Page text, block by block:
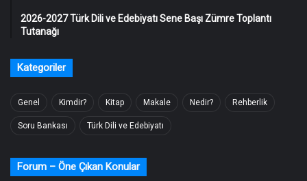
2026-2027 Türk Dili ve Edebiyatı Sene Başı Zümre Toplantı
Tutanağı
Kategoriler
Genel Kimdir? Kitap Makale Nedir? Rehberlik
Soru Bankası Türk Dili ve Edebiyatı
Forum – Öne Çıkan Konular